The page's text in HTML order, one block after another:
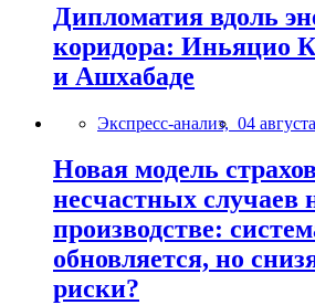
Дипломатия вдоль
коридора: Иньяцио
и Ашхабаде
Экспресс-анализ, 04
Новая модель
несчастных случаев
производстве:
обновляется, но
риски?